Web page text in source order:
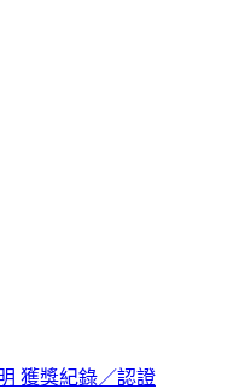
獲獎紀錄／認證